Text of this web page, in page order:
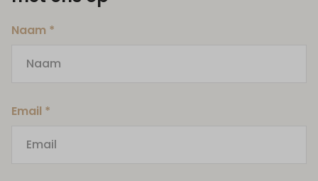
Naam *
Email *